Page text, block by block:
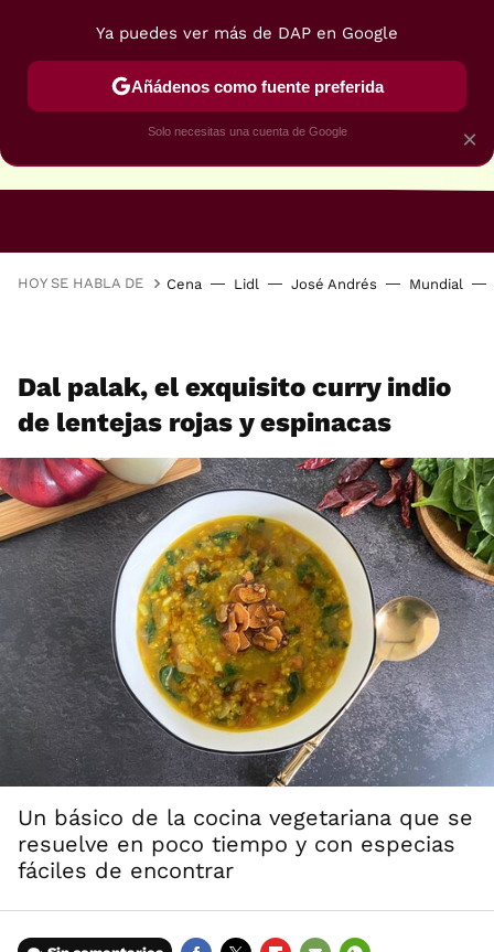
HOY SE HABLA DE Cena Lidl José Andrés Mundial
Dal palak, el exquisito curry indio
de lentejas rojas y espinacas
Un básico de la cocina vegetariana que se
resuelve en poco tiempo y con especias
fáciles de encontrar
×
Ya puedes ver más de DAP en Google
Añádenos como fuente preferida
Solo necesitas una cuenta de Google